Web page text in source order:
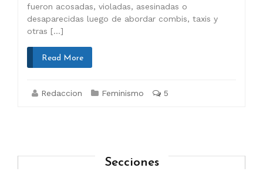
fueron acosadas, violadas, asesinadas o
desaparecidas luego de abordar combis, taxis y
otras […]
Read More
Redaccion Feminismo 5
Secciones